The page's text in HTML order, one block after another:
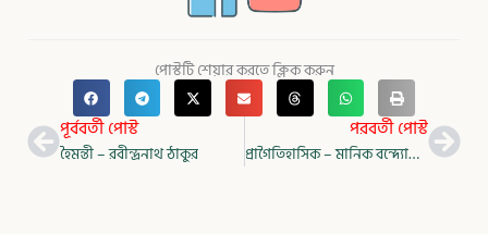
পোস্টটি শেয়ার করতে ক্লিক করুন
Prevপূর্ববর্তী পোস্ট
হৈমন্তী – রবীন্দ্রনাথ ঠাকুর
পরবর্তী পোস্ট
প্রাগৈতিহাসিক – মানিক বন্দ্যোপাধ্যায়